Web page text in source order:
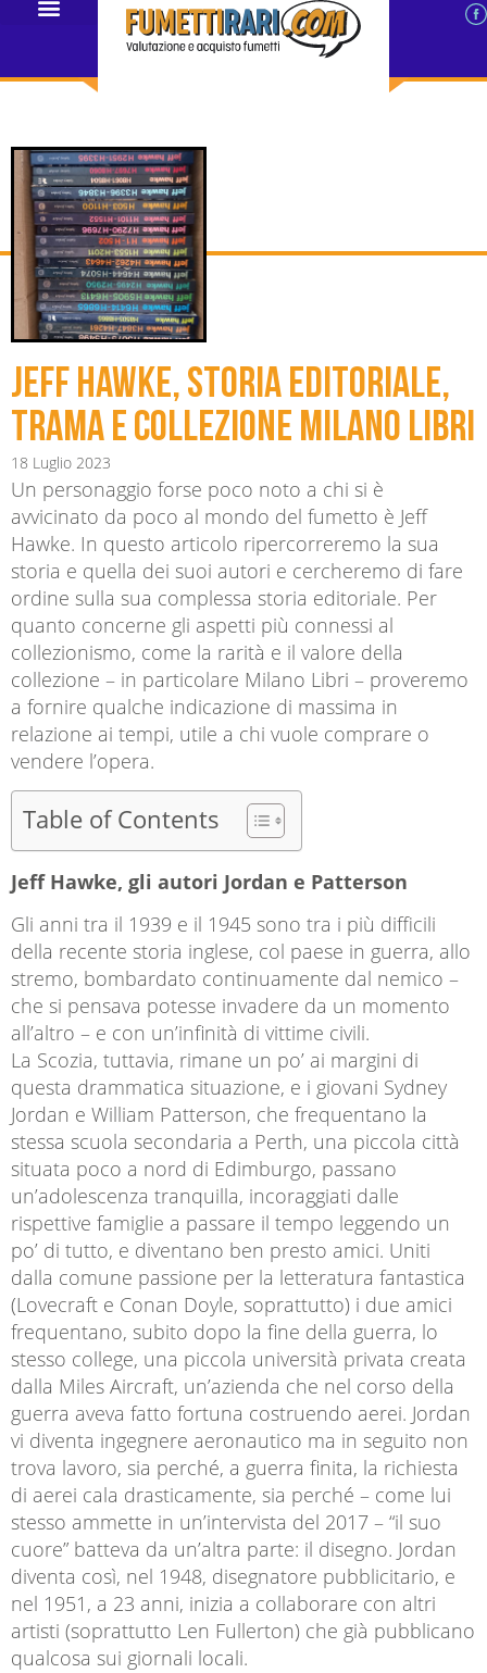
Jeff Hawke, storia editoriale,
trama e collezione Milano Libri
18 Luglio 2023
Un personaggio forse poco noto a chi si è
avvicinato da poco al mondo del fumetto è Jeff
Hawke. In questo articolo ripercorreremo la sua
storia e quella dei suoi autori e cercheremo di fare
ordine sulla sua complessa storia editoriale. Per
quanto concerne gli aspetti più connessi al
collezionismo, come la rarità e il valore della
collezione – in particolare Milano Libri – proveremo
a fornire qualche indicazione di massima in
relazione ai tempi, utile a chi vuole comprare o
vendere l’opera.
Table of Contents
Jeff Hawke, gli autori Jordan e Patterson
Gli anni tra il 1939 e il 1945 sono tra i più difficili
della recente storia inglese, col paese in guerra, allo
stremo, bombardato continuamente dal nemico –
che si pensava potesse invadere da un momento
all’altro – e con un’infinità di vittime civili.
La Scozia, tuttavia, rimane un po’ ai margini di
questa drammatica situazione, e i giovani Sydney
Jordan e William Patterson, che frequentano la
stessa scuola secondaria a Perth, una piccola città
situata poco a nord di Edimburgo, passano
un’adolescenza tranquilla, incoraggiati dalle
rispettive famiglie a passare il tempo leggendo un
po’ di tutto, e diventano ben presto amici. Uniti
dalla comune passione per la letteratura fantastica
(Lovecraft e Conan Doyle, soprattutto) i due amici
frequentano, subito dopo la fine della guerra, lo
stesso college, una piccola università privata creata
dalla Miles Aircraft, un’azienda che nel corso della
guerra aveva fatto fortuna costruendo aerei. Jordan
vi diventa ingegnere aeronautico ma in seguito non
trova lavoro, sia perché, a guerra finita, la richiesta
di aerei cala drasticamente, sia perché – come lui
stesso ammette in un’intervista del 2017 – “il suo
cuore” batteva da un’altra parte: il disegno. Jordan
diventa così, nel 1948, disegnatore pubblicitario, e
nel 1951, a 23 anni, inizia a collaborare con altri
artisti (soprattutto Len Fullerton) che già pubblicano
qualcosa sui giornali locali.